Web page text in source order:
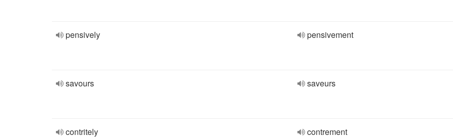
pensively pensivement
savours saveurs
contritely contrement